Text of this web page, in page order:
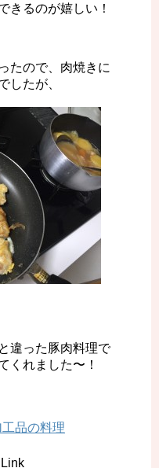
きるのが嬉しい！
たので、肉焼きに
したが、
違った豚肉料理で
くれました〜！
工品の料理